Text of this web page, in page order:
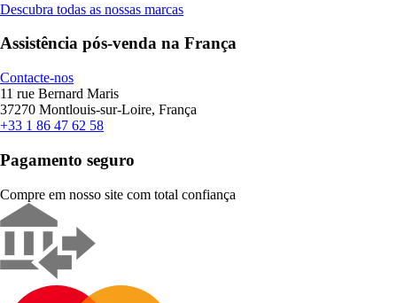
Descubra todas as nossas marcas
Assistência pós-venda na França
Contacte-nos
11 rue Bernard Maris
37270 Montlouis-sur-Loire, França
+33 1 86 47 62 58
Pagamento seguro
Compre em nosso site com total confiança